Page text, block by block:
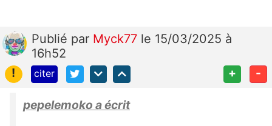
Publié par Myck77 le 15/03/2025 à
16h52
!
citer + -
pepelemoko a écrit